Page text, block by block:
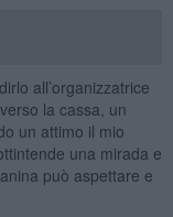
all’organizzatrice
la cassa, un
un attimo il mio
una mirada e
può aspettare e